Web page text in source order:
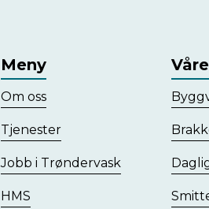
Meny
Om oss
Tjenester
Jobb i Trøndervask
HMS